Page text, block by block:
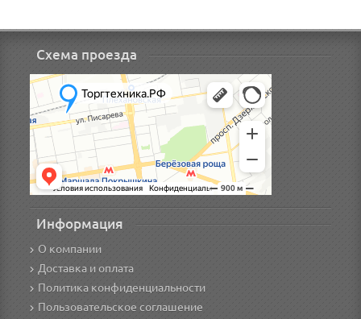
Схема проезда
Информация
О компании
Доставка и оплата
Политика конфиденциальности
Пользовательское соглашение